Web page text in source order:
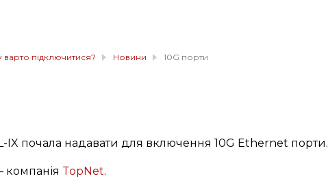
варто підключитися? Новини 10G порти
IX почала надавати для включення 10G Ethernet порти.
TopNet.